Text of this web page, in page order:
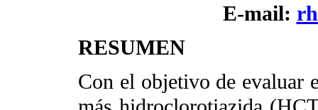
E-mail:
RESUMEN
Con el objetivo de evaluar